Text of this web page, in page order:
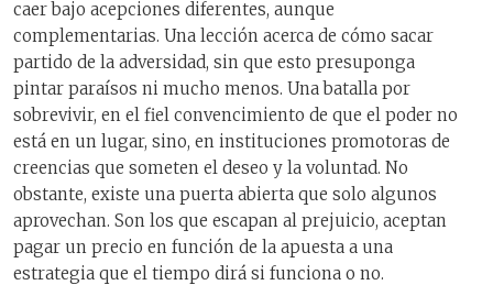
caer bajo acepciones diferentes, aunque
complementarias. Una lección acerca de cómo sacar
partido de la adversidad, sin que esto presuponga
pintar paraísos ni mucho menos. Una batalla por
sobrevivir, en el fiel convencimiento de que el poder no
está en un lugar, sino, en instituciones promotoras de
creencias que someten el deseo y la voluntad. No
obstante, existe una puerta abierta que solo algunos
aprovechan. Son los que escapan al prejuicio, aceptan
pagar un precio en función de la apuesta a una
estrategia que el tiempo dirá si funciona o no.